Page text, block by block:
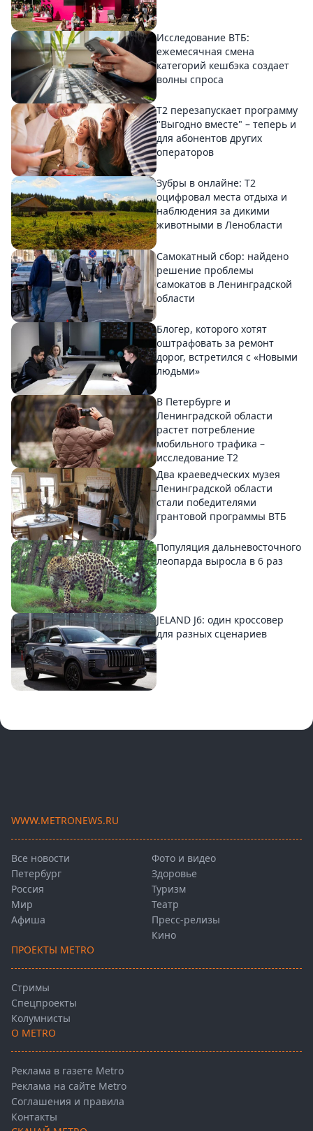
Исследование ВТБ:
ежемесячная смена
категорий кешбэка создает
волны спроса
Т2 перезапускает программу
"Выгодно вместе" – теперь и
для абонентов других
операторов
Зубры в онлайне: Т2
оцифровал места отдыха и
наблюдения за дикими
животными в Ленобласти
Самокатный сбор: найдено
решение проблемы
самокатов в Ленинградской
области
Блогер, которого хотят
оштрафовать за ремонт
дорог, встретился с «Новыми
людьми»
В Петербурге и
Ленинградской области
растет потребление
мобильного трафика –
исследование T2
Два краеведческих музея
Ленинградской области
стали победителями
грантовой программы ВТБ
Популяция дальневосточного
леопарда выросла в 6 раз
JELAND J6: один кроссовер
для разных сценариев
WWW.METRONEWS.RU
Все новости
Петербург
Россия
Мир
Афиша
Фото и видео
Здоровье
Туризм
Театр
Пресс-релизы
Кино
ПРОЕКТЫ METRO
Стримы
Спецпроекты
Колумнисты
О METRO
Реклама в газете Metro
Реклама на сайте Metro
Соглашения и правила
Контакты